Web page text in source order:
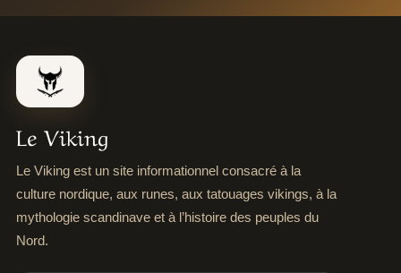
Le Viking
Le Viking est un site informationnel consacré à la
culture nordique, aux runes, aux tatouages vikings, à la
mythologie scandinave et à l’histoire des peuples du
Nord.